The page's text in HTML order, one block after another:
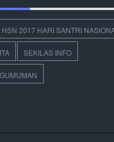
HSN 2017 HARI SANTRI
SEKILAS INFO